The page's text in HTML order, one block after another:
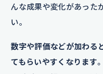
んな成果や変化があった
い。
数字や評価などが加わる
てもらいやすくなります